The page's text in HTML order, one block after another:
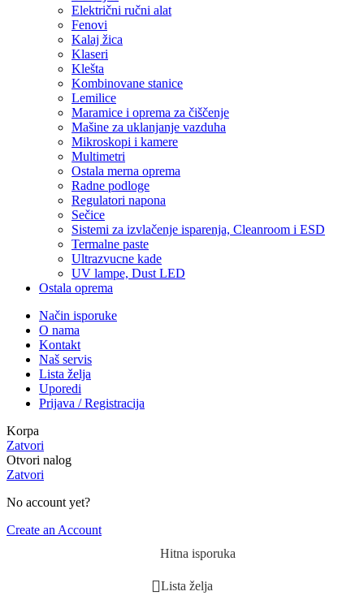
Električni ručni alat
Fenovi
Kalaj žica
Klaseri
Klešta
Kombinovane stanice
Lemilice
Maramice i oprema za čiščenje
Mašine za uklanjanje vazduha
Mikroskopi i kamere
Multimetri
Ostala merna oprema
Radne podloge
Regulatori napona
Sečice
Sistemi za izvlačenje isparenja, Cleanroom i ESD
Termalne paste
Ultrazvucne kade
UV lampe, Dust LED
Ostala oprema
Način isporuke
O nama
Kontakt
Naš servis
Lista želja
Uporedi
Prijava / Registracija
Korpa
Zatvori
Otvori nalog
Zatvori
No account yet?
Create an Account
Hitna isporuka
Lista želja